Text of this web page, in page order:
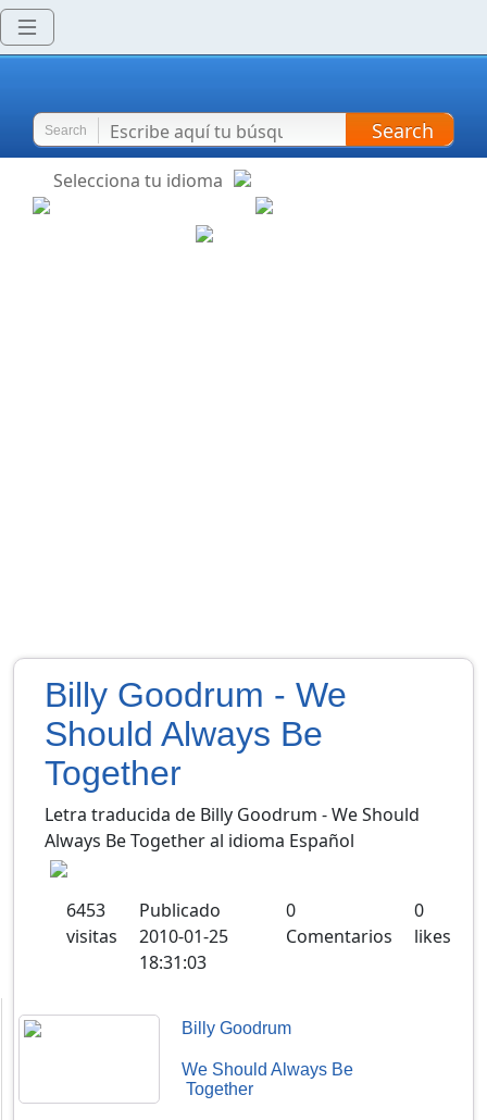
Search Search
Selecciona tu idioma
Billy Goodrum - We
Should Always Be
Together
Letra traducida de Billy Goodrum - We Should
Always Be Together al idioma Español
6453
visitas
Publicado
2010-01-25
18:31:03
0
Comentarios
0
likes
Billy Goodrum
We Should Always Be
Together